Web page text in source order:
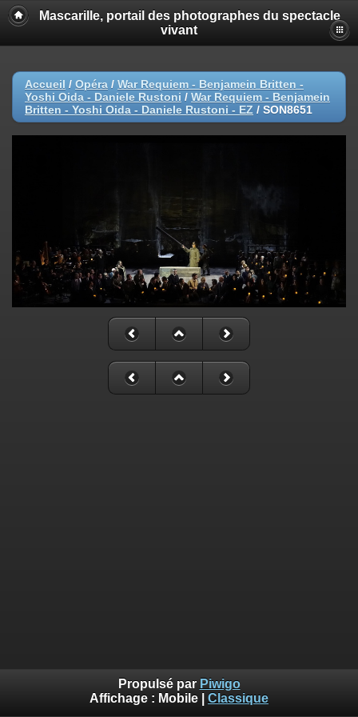
Mascarille, portail des photographes du spectacle
vivant
Accueil / Opéra / War Requiem - Benjamein Britten -
Yoshi Oida - Daniele Rustoni / War Requiem - Benjamein
Britten - Yoshi Oida - Daniele Rustoni - EZ / SON8651
Propulsé par Piwigo
Affichage : Mobile Classique